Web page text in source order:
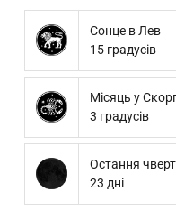
Сонце в Лев
15 градусів
Місяць у
3 градусів
Остання
23 дні